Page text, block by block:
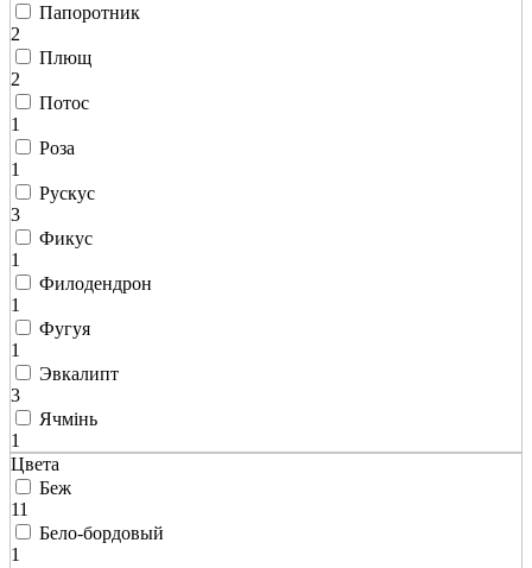
Папоротник
2
Плющ
2
Потос
1
Роза
1
Рускус
3
Фикус
1
Филодендрон
1
Фугуя
1
Эвкалипт
3
Ячмінь
1
Цвета
Беж
11
Бело-бордовый
1